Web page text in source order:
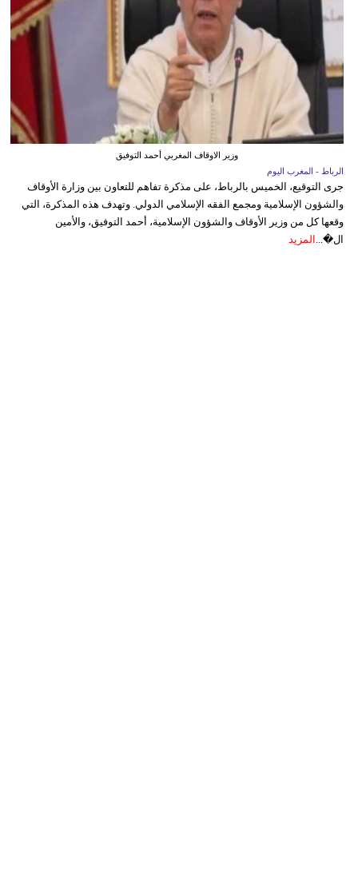
وزير الاوقاف المغربي أحمد التوفيق
الرباط - المغرب اليوم
جرى التوقيع، الخميس بالرباط، على مذكرة تفاهم للتعاون بين وزارة الأوقاف
والشؤون الإسلامية ومجمع الفقه الإسلامي الدولي. وتهدف هذه المذكرة، التي
وقعها كل من وزير الأوقاف والشؤون الإسلامية، أحمد التوفيق، والأمين
ال�... المزيد